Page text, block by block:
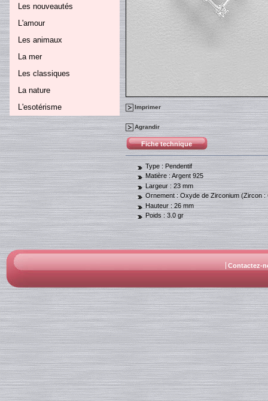
Les nouveautés
L'amour
Les animaux
La mer
Les classiques
La nature
L'esotérisme
Imprimer
Agrandir
Fiche technique
Type : Pendentif
Matière :Argent 925
Largeur :23 mm
Ornement :Oxyde de Zirconium (Zircon :
Hauteur :26 mm
Poids :3.0 gr
Contactez-